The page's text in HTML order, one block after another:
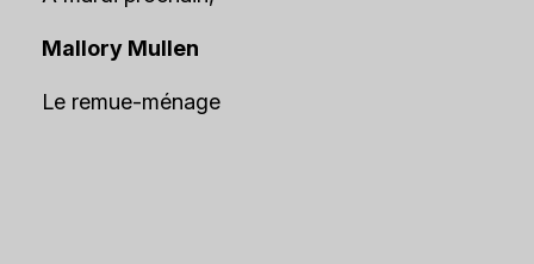
Mallory Mullen
Le remue-ménage